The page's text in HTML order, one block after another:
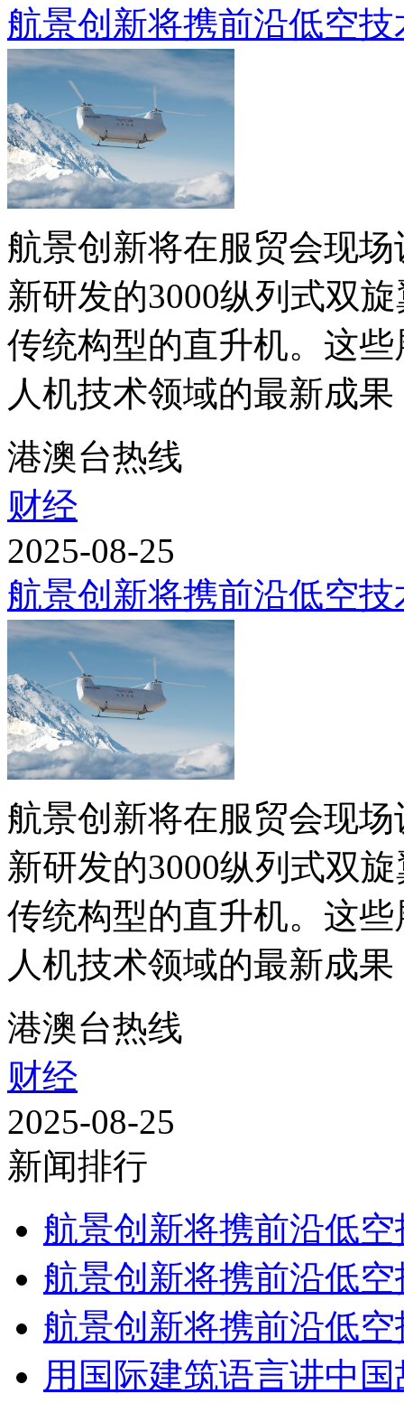
航景创新将携前沿低空
航景创新将在服贸会现
新研发的3000纵列式双
传统构型的直升机。这
人机技术领域的最新成
港澳台热线
财经
2025-08-25
航景创新将携前沿低空
航景创新将在服贸会现
新研发的3000纵列式双
传统构型的直升机。这
人机技术领域的最新成
港澳台热线
财经
2025-08-25
新闻排行
航景创新将携前沿低
航景创新将携前沿低
航景创新将携前沿低
用国际建筑语言讲中